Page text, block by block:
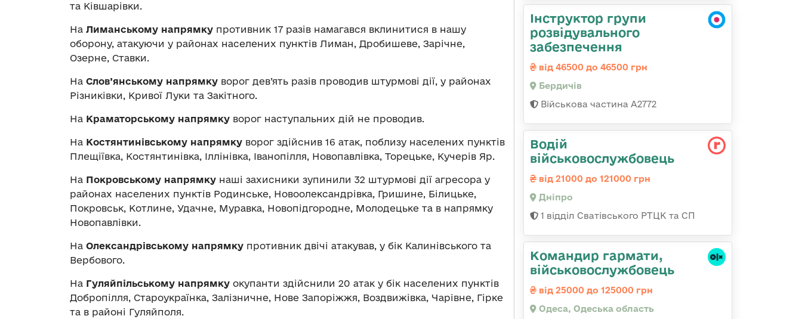
та Ківшарівки.
На Лиманському напрямку противник 17 разів намагався вклинитися в нашу
оборону, атакуючи у районах населених пунктів Лиман, Дробишеве, Зарічне,
Озерне, Ставки.
На Слов’янському напрямку ворог дев’ять разів проводив штурмові дії, у районах
Різниківки, Кривої Луки та Закітного.
На Краматорському напрямку ворог наступальних дій не проводив.
На Костянтинівському напрямку ворог здійснив 16 атак, поблизу населених пунктів
Плещіївка, Костянтинівка, Іллінівка, Іванопілля, Новопавлівка, Торецьке, Кучерів Яр.
На Покровському напрямку наші захисники зупинили 32 штурмові дії агресора у
районах населених пунктів Родинське, Новоолександрівка, Гришине, Білицьке,
Покровськ, Котлине, Удачне, Муравка, Новопідгородне, Молодецьке та в напрямку
Новопавлівки.
На Олександрівському напрямку противник двічі атакував, у бік Калинівського та
Вербового.
На Гуляйпільському напрямку окупанти здійснили 20 атак у бік населених пунктів
Добропілля, Староукраїнка, Залізничне, Нове Запоріжжя, Воздвижівка, Чарівне, Гірке
та в районі Гуляйполя.
Інструктор групи
розвідувального
забезпечення
від 46500 до 46500 грн
Бердичів
Військова частина А2772
Водій
військовослужбовець
від 21000 до 121000 грн
Дніпро
1 відділ Сватівського РТЦК та СП
Командир гаpмати,
військовослужбовець
від 25000 до 125000 грн
Одеса, Одеська область